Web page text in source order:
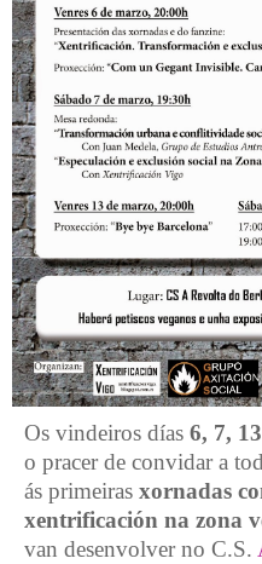
Os vindeiros días 6, 7,
o pracer de convidar a
ás primeiras xornadas
xentrificación na zona
van desenvolver no C.S.